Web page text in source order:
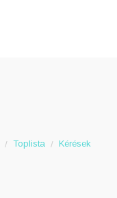
Toplista Kérések